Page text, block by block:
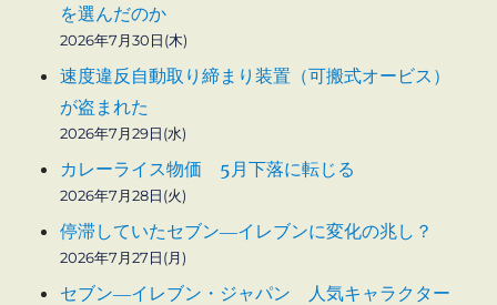
を選んだのか
2026年7月30日(木)
速度違反自動取り締まり装置（可搬式オービス）
が盗まれた
2026年7月29日(水)
カレーライス物価 5月下落に転じる
2026年7月28日(火)
停滞していたセブン―イレブンに変化の兆し？
2026年7月27日(月)
セブン―イレブン・ジャパン 人気キャラクター